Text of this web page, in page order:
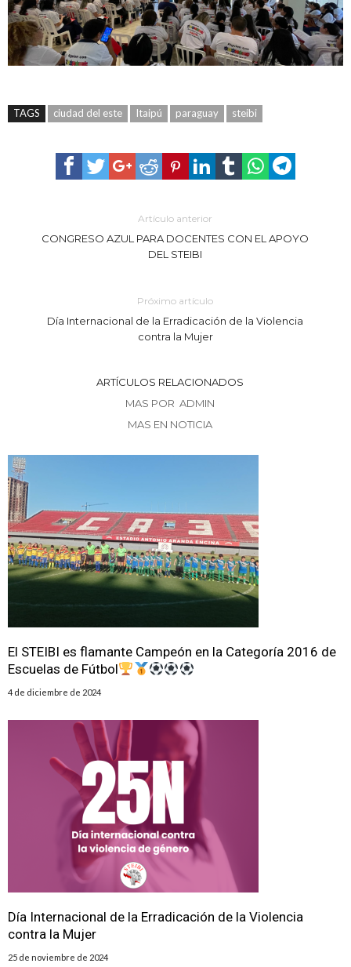
TAGS ciudad del este Itaipú paraguay steibi
Artículo anterior
CONGRESO AZUL PARA DOCENTES CON EL APOYO
DEL STEIBI
Próximo artículo
Día Internacional de la Erradicación de la Violencia
contra la Mujer
ARTÍCULOS RELACIONADOS
MAS POR ADMIN
MAS EN NOTICIA
El STEIBI es flamante Campeón en la Categoría 2016 de
Escuelas de Fútbol
4 de diciembre de 2024
Día Internacional de la Erradicación de la Violencia
contra la Mujer
25 de noviembre de 2024